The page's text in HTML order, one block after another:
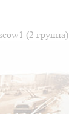
(2 группа)